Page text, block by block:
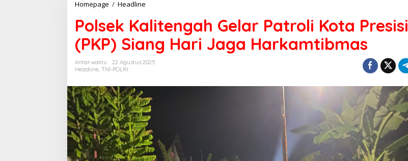
Homepage / Headline
Gelar
Patroli
Kota
Presisi
(PKP)
Jaga
Harkamtibmas
Polsek Kalitengah Gelar Patroli Kota Presisi
(PKP) Siang Hari Jaga Harkamtibmas
Antarwaktu
22 Agustus 2025
Headline, TNI-POLRI